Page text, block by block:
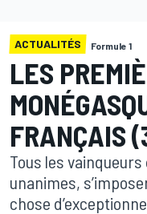
ACTUALITÉS Formule 1
LES
FRANÇAIS
Tous les
unanimes,
chose